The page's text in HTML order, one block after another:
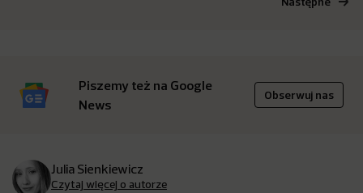
Piszemy też na Google
News
Obserwuj nas
Julia Sienkiewicz
Czytaj więcej o autorze